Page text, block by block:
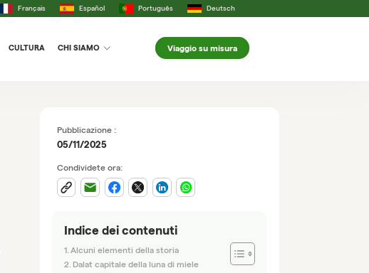
Français Español Português Deutsch
CULTURA CHI SIAMO Viaggio su misura
Pubblicazione :
05/11/2025
Condividete ora:
Indice dei contenuti
Alcuni elementi della storia
Dalat capitale della luna di miele